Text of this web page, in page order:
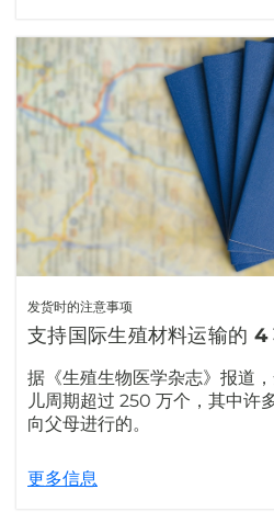
发货时的注意事项
支持国际生殖材料运输的 4
据《生殖生物医学杂志》报道
儿周期超过 250 万个，其中许
向父母进行的。
更多信息